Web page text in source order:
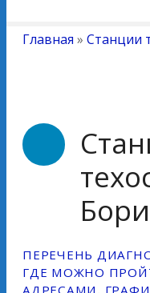
Главная » Станции
ПЕРЕЧЕНЬ
ГДЕ МОЖНО
АДРЕСАМИ,